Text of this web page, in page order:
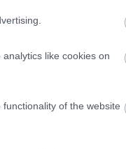
like cookies on
of the website
Vai al diario